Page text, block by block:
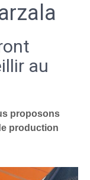
au
proposons
production